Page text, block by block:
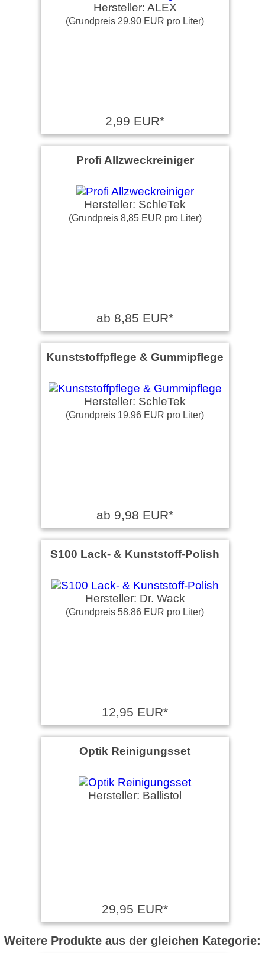
Hersteller: ALEX
(Grundpreis 29,90 EUR pro Liter)
2,99 EUR*
Profi Allzweckreiniger
Hersteller: SchleTek
(Grundpreis 8,85 EUR pro Liter)
ab 8,85 EUR*
Kunststoffpflege & Gummipflege
Hersteller: SchleTek
(Grundpreis 19,96 EUR pro Liter)
ab 9,98 EUR*
S100 Lack- & Kunststoff-Polish
Hersteller: Dr. Wack
(Grundpreis 58,86 EUR pro Liter)
12,95 EUR*
Optik Reinigungsset
Hersteller: Ballistol
29,95 EUR*
Weitere Produkte aus der gleichen Kategorie: